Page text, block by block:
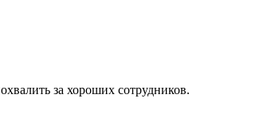
за хороших сотрудников.